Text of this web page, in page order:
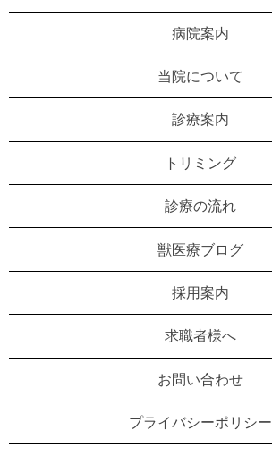
病院案内
当院について
診療案内
トリミング
診療の流れ
獣医療ブログ
採用案内
求職者様へ
お問い合わせ
プライバシーポリシー